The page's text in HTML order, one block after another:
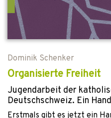
Dominik Schenker
Organisierte Freiheit
Jugendarbeit der
Deutschschweiz. Ein
Erstmals gibt es jetzt ein